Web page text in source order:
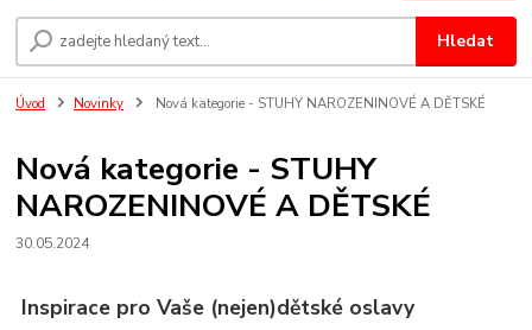
Hledat
Úvod Novinky Nová kategorie - STUHY NAROZENINOVÉ A DĚTSKÉ
Nová kategorie - STUHY
NAROZENINOVÉ A DĚTSKÉ
30.05.2024
Inspirace pro Vaše (nejen)dětské oslavy